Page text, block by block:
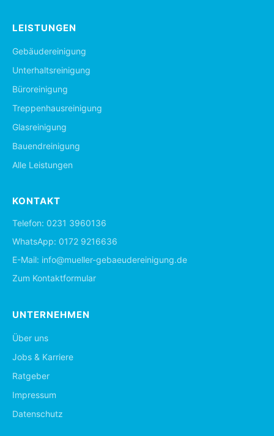
LEISTUNGEN
Gebäudereinigung
Unterhaltsreinigung
Büroreinigung
Treppenhausreinigung
Glasreinigung
Bauendreinigung
Alle Leistungen
KONTAKT
Telefon: 0231 3960136
WhatsApp: 0172 9216636
E-Mail: info@mueller-gebaeudereinigung.de
Zum Kontaktformular
UNTERNEHMEN
Über uns
Jobs & Karriere
Ratgeber
Impressum
Datenschutz